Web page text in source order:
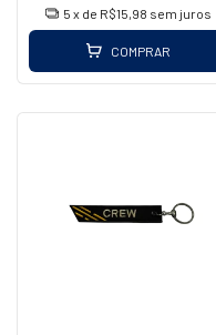
5 x de R$15,98 sem juros
COMPRAR